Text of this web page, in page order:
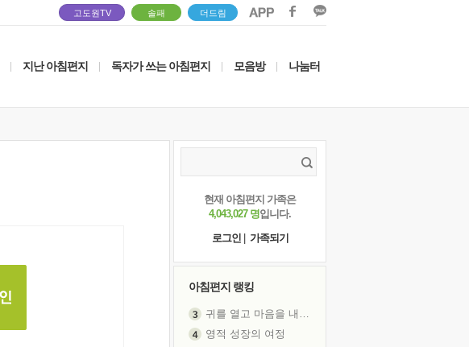
고도원TV 솔패 더드림
지난 아침편지 독자가 쓰는 아침편지 모음방 나눔터
현재 아침편지 가족은
4,043,027 명입니다.
로그인
가족되기
아침편지 랭킹
귀를 열고 마음을 내어주고
영적 성장의 여정